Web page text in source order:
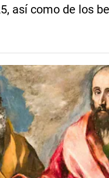
así como de los